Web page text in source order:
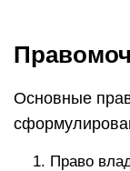
Основные
Право